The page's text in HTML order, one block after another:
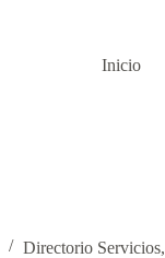
Inicio
Directorio Servicios,